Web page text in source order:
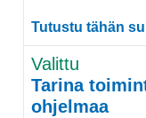
Tutustu tähän
Valittu
Tarina
ohjelmaa